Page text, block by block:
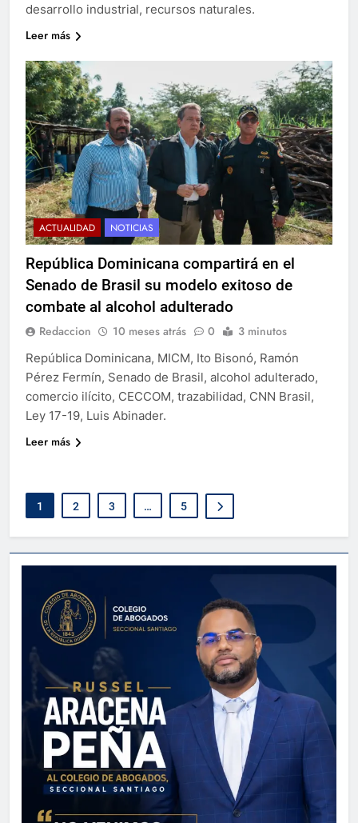
desarrollo industrial, recursos naturales.
Leer más
ACTUALIDAD NOTICIAS
República Dominicana compartirá en el
Senado de Brasil su modelo exitoso de
combate al alcohol adulterado
Redaccion 10 meses atrás 0 3 minutos
República Dominicana, MICM, Ito Bisonó, Ramón
Pérez Fermín, Senado de Brasil, alcohol adulterado,
comercio ilícito, CECCOM, trazabilidad, CNN Brasil,
Ley 17-19, Luis Abinader.
Leer más
1 2 3 … 5